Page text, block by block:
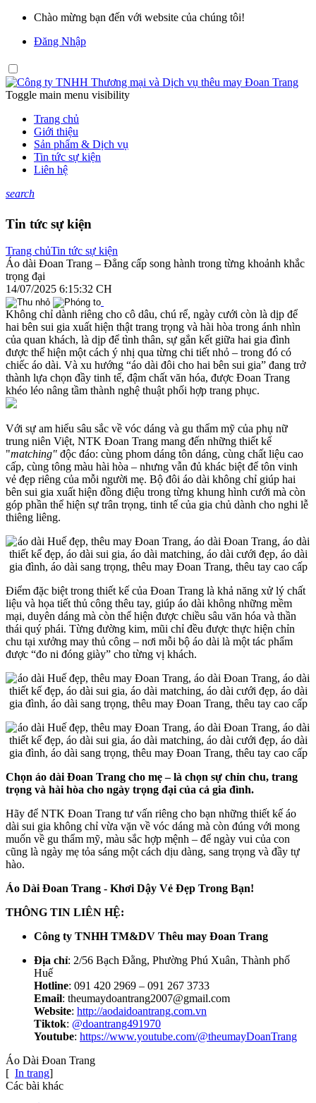
Chào mừng bạn đến với website của chúng tôi!
Đăng Nhập
Toggle main menu visibility
Trang chủ
Giới thiệu
Sản phẩm & Dịch vụ
Tin tức sự kiện
Liên hệ
search
Tin tức sự kiện
Trang chủTin tức sự kiện
Áo dài Đoan Trang – Đẳng cấp song hành trong từng khoảnh khắc
trọng đại
14/07/2025 6:15:32 CH
Không chỉ dành riêng cho cô dâu, chú rể, ngày cưới còn là dịp để
hai bên sui gia xuất hiện thật trang trọng và hài hòa trong ánh nhìn
của quan khách, là dịp để tình thân, sự gắn kết giữa hai gia đình
được thể hiện một cách ý nhị qua từng chi tiết nhỏ – trong đó có
chiếc áo dài. Và xu hướng “áo dài đôi cho hai bên sui gia” đang trở
thành lựa chọn đầy tinh tế, đậm chất văn hóa, được Đoan Trang
khéo léo nâng tầm thành nghệ thuật phối hợp trang phục.
Với sự am hiểu sâu sắc về vóc dáng và gu thẩm mỹ của phụ nữ
trung niên Việt, NTK Đoan Trang mang đến những thiết kế
"matching" độc đáo: cùng phom dáng tôn dáng, cùng chất liệu cao
cấp, cùng tông màu hài hòa – nhưng vẫn đủ khác biệt để tôn vinh
vẻ đẹp riêng của mỗi người mẹ. Bộ đôi áo dài không chỉ giúp hai
bên sui gia xuất hiện đồng điệu trong từng khung hình cưới mà còn
góp phần thể hiện sự trân trọng, tinh tế của gia chủ dành cho nghi lễ
thiêng liêng.
Điểm đặc biệt trong thiết kế của Đoan Trang là khả năng xử lý chất
liệu và họa tiết thủ công thêu tay, giúp áo dài không những mềm
mại, duyên dáng mà còn thể hiện được chiều sâu văn hóa và thần
thái quý phái. Từng đường kim, mũi chỉ đều được thực hiện chỉn
chu tại xưởng may thủ công – nơi mỗi bộ áo dài là một tác phẩm
được “đo ni đóng giày” cho từng vị khách.
Chọn áo dài Đoan Trang cho mẹ – là chọn sự chỉn chu, trang
trọng và hài hòa cho ngày trọng đại của cả gia đình.
Hãy để NTK Đoan Trang tư vấn riêng cho bạn những thiết kế áo
dài sui gia không chỉ vừa vặn về vóc dáng mà còn đúng với mong
muốn về gu thẩm mỹ, màu sắc hợp mệnh – để ngày vui của con
cũng là ngày mẹ tỏa sáng một cách dịu dàng, sang trọng và đầy tự
hào.
Áo Dài Đoan Trang - Khơi Dậy Vẻ Đẹp Trong Bạn!​
THÔNG TIN LIÊN HỆ:
Công ty TNHH TM&DV Thêu may Đoan Trang
Địa chỉ: 2/56 Bạch Đằng, Phường Phú Xuân, Thành phố
Huế
Hotline: 091 420 2969 – 091 267 3733
Email: theumaydoantrang2007@gmail.com
Website: http://aodaidoantrang.com.vn
Tiktok: @doantrang491970
Youtube: https://www.youtube.com/@theumayDoanTrang
Áo Dài Đoan Trang
[ In trang]
Các bài khác